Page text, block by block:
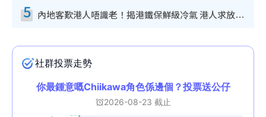
5 內地客歎港人唔識老！揭港鐵保鮮級冷氣 港人求放過：咪投訴